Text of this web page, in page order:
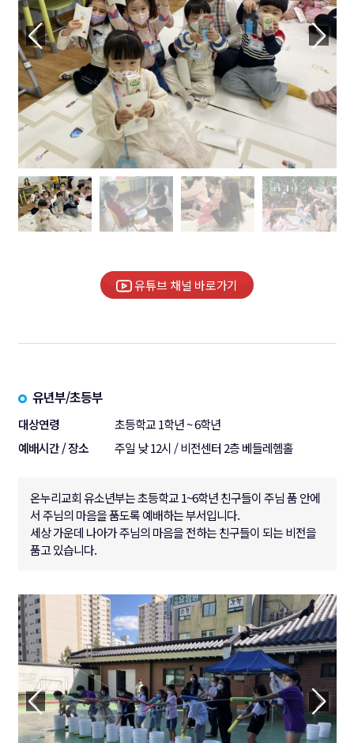
유튜브 채널 바로가기
유년부/초등부
대상연령
초등학교 1학년 ~ 6학년
예배시간 / 장소
주일 낮 12시 / 비전센터 2층 베들레헴홀
온누리교회 유소년부는 초등학교 1~6학년 친구들이 주님 품 안에
서 주님의 마음을 품도록 예배하는 부서입니다.
세상 가운데 나아가 주님의 마음을 전하는 친구들이 되는 비전을
품고 있습니다.